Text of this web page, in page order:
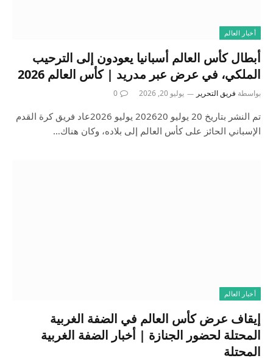
أخبار العالم
أبطال كأس العالم أسبانيا يعودون إلى الترحيب
الملكي، في عرض عبر مدريد | كأس العالم 2026
بواسطة فريق التحرير يوليو 20, 2026 0
تم النشر بتاريخ 20 يوليو 202620 يوليو 2026عاد فريق كرة القدم
الإسباني الحائز على كأس العالم إلى بلاده، وكان هناك…
أخبار العالم
إيقاف عرض كأس العالم في الضفة الغربية
المحتلة لحضور الجنازة | أخبار الضفة الغربية
المحتلة